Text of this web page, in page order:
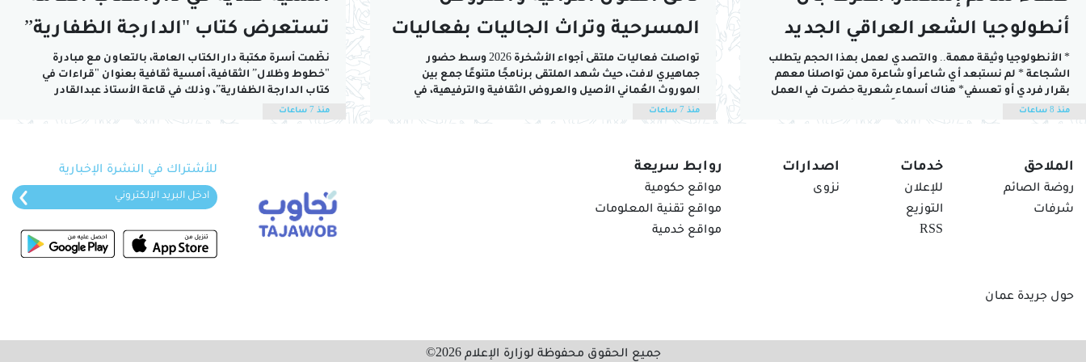
أنطولوجيا الشعر العراقي الجديد
فيها الغث والثمين!
* الأنطولوجيا وثيقة مهمة.. والتصدي لعمل بهذا الحجم يتطلب
الشجاعة * لم نستبعد أي شاعر أو شاعرة ممن تواصلنا معهم
بقرار فردي أو تعسفي* هناك أسماء شعرية حضرت في العمل
على قطيعة معروفة مع الاتحاد مؤخراً صدرت أنطولوجيا للشعر
العراقي بعنوان "كتاب القلق"، أشرف عليها ثلاثة شعراء عراقيين
منذ 8 ساعات
المسرحية وتراث الجاليات بفعاليات
ملتقى أجواء الأشخرة 2026
تواصلت فعاليات ملتقى أجواء الأشخرة 2026 وسط حضور
جماهيري لافت، حيث شهد الملتقى برنامجًا متنوعًا جمع بين
الموروث العُماني الأصيل والعروض الثقافية والترفيهية، في
أجواء عائلية تعكس المكانة التي بات يحظى بها الملتقى كإحدى
أبرز الفعاليات الصيفية في محافظة جنوب الشرقية.وشهدت
منذ 7 ساعات
تستعرض كتاب "الدارجة الظفارية”
نظّمت أسرة مكتبة دار الكتاب العامة، بالتعاون مع مبادرة
"خطوط وظلال” الثقافية، أمسية ثقافية بعنوان "قراءات في
كتاب الدارجة الظفارية”، وذلك في قاعة الأستاذ عبدالقادر
الغساني.يُعد الكتاب من تأليف الباحث سعيد بن عبدالدارودي،
وقد تولى القراءات النقدية فيه الدكتور مرتضى فرح، أستاذ النحو
منذ 7 ساعات
الملاحق
روضة الصائم
شرفات
خدمات
للإعلان
التوزيع
RSS
اصدارات
نزوى
روابط سريعة
مواقع حكومية
مواقع تقنية المعلومات
مواقع خدمية
حول جريدة عمان
للأشتراك في النشرة الإخبارية
جميع الحقوق محفوظة لوزارة الإعلام 2026©